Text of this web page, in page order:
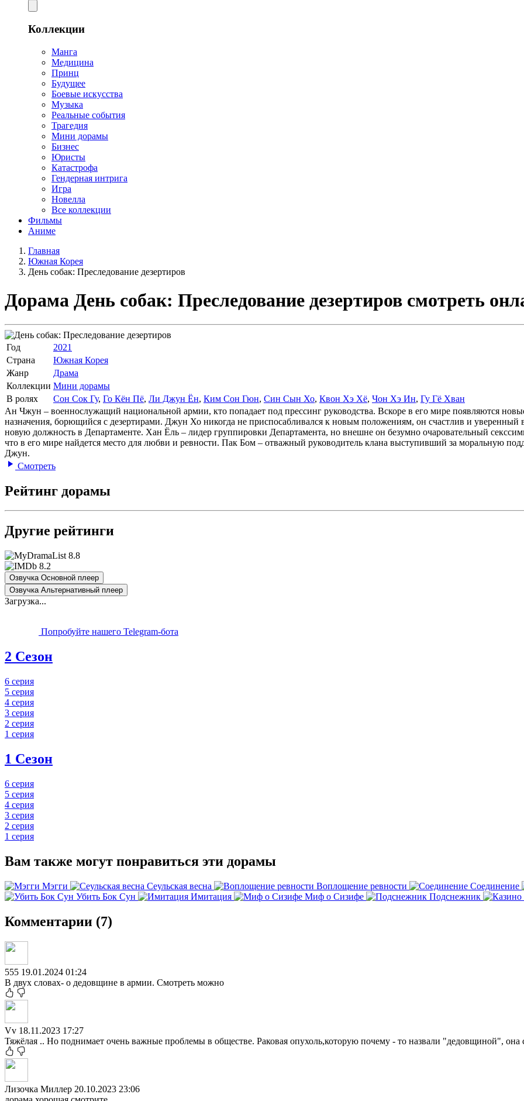
Коллекции
Манга
Медицина
Принц
Будущее
Боевые искусства
Музыка
Реальные события
Трагедия
Мини дорамы
Бизнес
Юристы
Катастрофа
Гендерная интрига
Игра
Новелла
Все коллекции
Фильмы
Аниме
Главная
Южная Корея
День собак: Преследование дезертиров
Дорама День собак: Преследование дезертиров смотреть
Год
2021
Страна
Южная Корея
Жанр
Драма
Коллекции Мини дорамы
В ролях
Сон Сок Гу, Го Кён Пё, Ли Джун Ён, Ким Сон Гюн, Син Сын Хо, Квон Хэ Хё, Чон Хэ Ин, Гу Гё Хван
Ан Чжун – военнослужащий национальной армии, кто попадает под прессинг руководства. Вскоре в его мире появляются
назначения, борющийся с дезертирами. Джун Хо никогда не приспосабливался к новым положениям, он счастлив и уверенный
новую должность в Департаменте. Хан Ёль – лидер группировки Департамента, но внешне он безумно очаровательный
что в его мире найдется место для любви и ревности. Пак Бом – отважный руководитель клана выступивший за моральную
Джун.
Смотреть
Рейтинг дорамы
Другие рейтинги
8.8
8.2
Озвучка Основной плеер
Озвучка Альтернативный плеер
Загрузка...
Попробуйте нашего Telegram-бота
2 Сезон
6 серия
5 серия
4 серия
3 серия
2 серия
1 серия
1 Сезон
6 серия
5 серия
4 серия
3 серия
2 серия
1 серия
Вам также могут понравиться эти дорамы
Мэгги Сеульская весна Воплощение ревности
Соединение
Убить Бок Сун
Имитация Миф о Сизифе Подснежник
Комментарии (7)
555 19.01.2024 01:24
В двух словах- о дедовщине в армии. Смотреть можно
Vv 18.11.2023 17:27
Тяжёлая .. Но поднимает очень важные проблемы в обществе. Раковая опухоль,которую почему - то назвали "дедовщиной",
Лизочка Миллер 20.10.2023 23:06